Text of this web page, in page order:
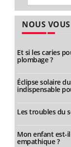
NOUS
Et si les caries
plombage ?
Éclipse solaire
indispensable
Les troubles du
Mon enfant est-
empathique ?